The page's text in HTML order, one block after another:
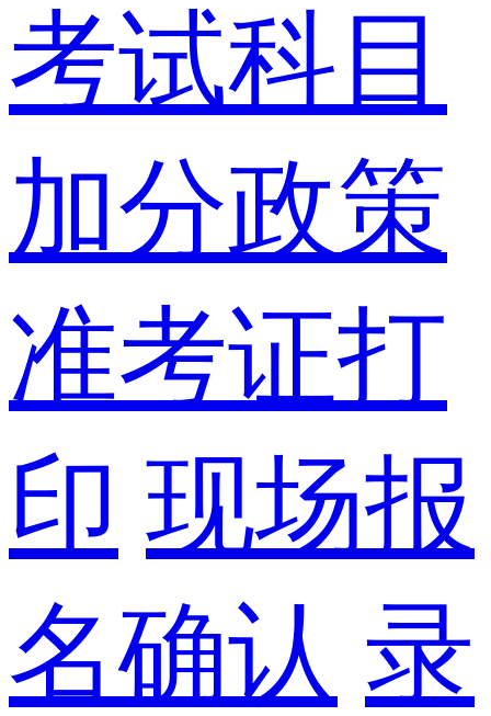
考试科目
加分政策
准考证打
印 现场报
名确认 录